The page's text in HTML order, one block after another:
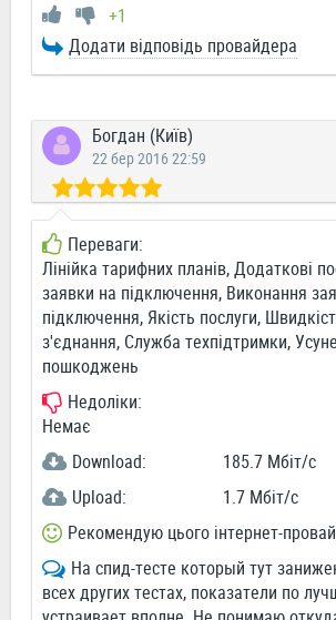
+1
Додати відповідь провайдера
Богдан (Київ)
22 бер 2016 22:59
Переваги:
Лінійка тарифних планів, Додаткові
заявки на підключення, Виконання
підключення, Якість послуги,
з'єднання, Служба техпідтримки,
пошкоджень
Недоліки:
Немає
Download:
185.7 Мбіт/c
Upload:
1.7 Мбіт/c
Рекомендую цього інтернет-
На спид-тесте который тут
всех других тестах, показатели по